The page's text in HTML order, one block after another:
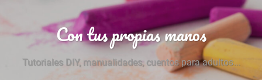
Con tus propias manos
Tutoriales DIY, manualidades, cuentos para adultos...